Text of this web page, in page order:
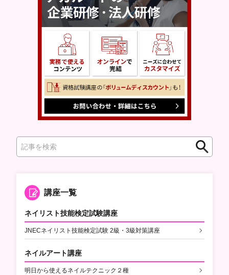
検
索
講座一覧
ネイリスト技能検定試験講座
JNECネイリスト技能検定試験 2級・3級対策講座
ネイルアート講座
明日から使えるネイルテクニック２種